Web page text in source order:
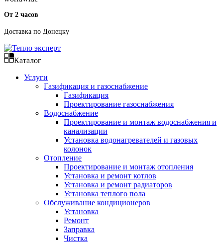
От 2 часов
Доставка по Донецку
Каталог
Услуги
Газификация и газоснабжение
Газификация
Проектирование газоснабжения
Водоснабжение
Проектирование и монтаж водоснабжения и
канализации
Установка водонагревателей и газовых
колонок
Отопление
Проектирование и монтаж отопления
Установка и ремонт котлов
Установка и ремонт радиаторов
Установка теплого пола
Обслуживание кондиционеров
Установка
Ремонт
Заправка
Чистка